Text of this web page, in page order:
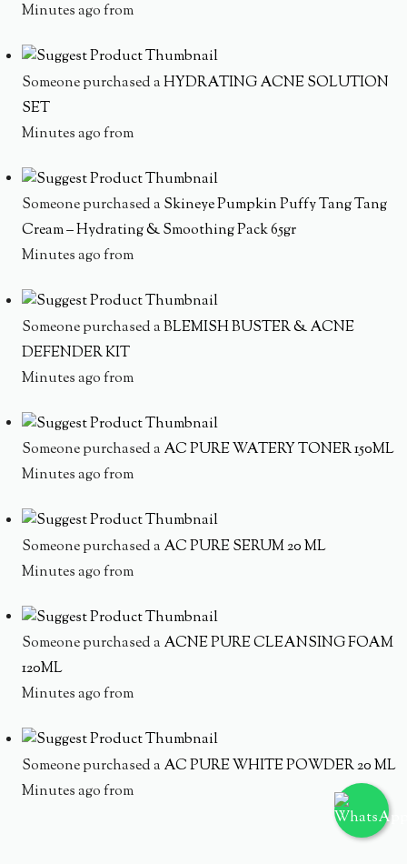
Minutes ago from
Someone purchased aHYDRATING ACNE SOLUTION
SET
Minutes ago from
Someone purchased a Skineye Pumpkin Puffy Tang Tang
Cream – Hydrating & Smoothing Pack 65gr
Minutes ago from
Someone purchased aBLEMISH BUSTER & ACNE
DEFENDER KIT
Minutes ago from
Someone purchased a AC PURE WATERY TONER 150ML
Minutes ago from
Someone purchased a AC PURE SERUM 20 ML
Minutes ago from
Someone purchased a ACNE PURE CLEANSING FOAM
120ML
Minutes ago from
Someone purchased a AC PURE WHITE POWDER 20 ML
Minutes ago from